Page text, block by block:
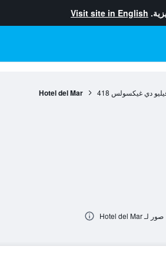
Visit site in English
دي غيكسولس 418
Hotel del Mar
صور لـ Hotel del Mar